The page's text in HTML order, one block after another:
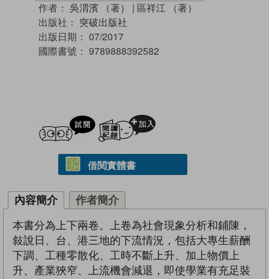
作者： 吳渭濱 （著） | 區祥江 （著）
出版社： 突破出版社
出版日期： 07/2017
國際書號： 9789888392582
試閲
借閱實體書
內容簡介 作者簡介
本書分為上下兩卷。上卷為社會現象分析和鋪陳，
敍說日、台、港三地的下流情況，包括大專生薪酬
下調、工種零散化、工時不斷上升、加上物價上
升、產業狹窄、上流機會減退，即使學業有充足裝